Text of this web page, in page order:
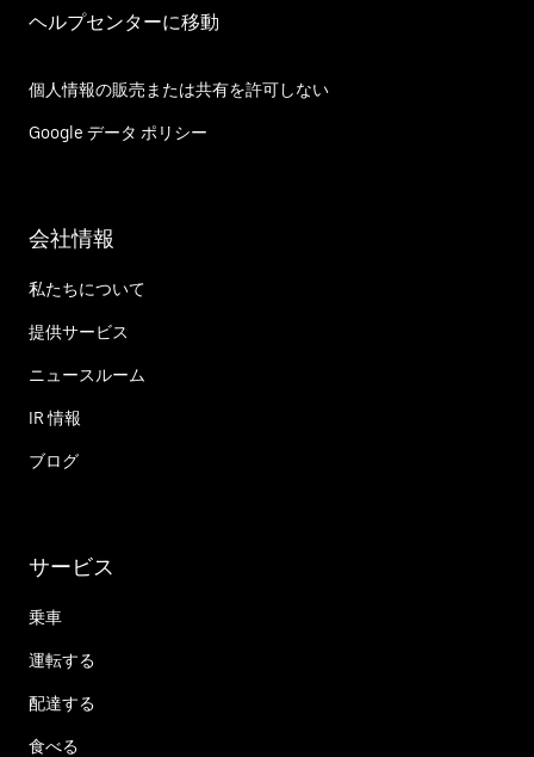
ヘルプセンターに移動
個人情報の販売または共有を許可しない
Google データ ポリシー
会社情報
私たちについて
提供サービス
ニュースルーム
IR 情報
ブログ
サービス
乗車
運転する
配達する
食べる